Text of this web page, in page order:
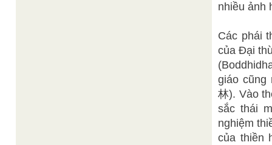
nhiều ảnh
Các phái
của Đại
giáo cũng
林). Vào
sắc thái
nghiệm
của thiền